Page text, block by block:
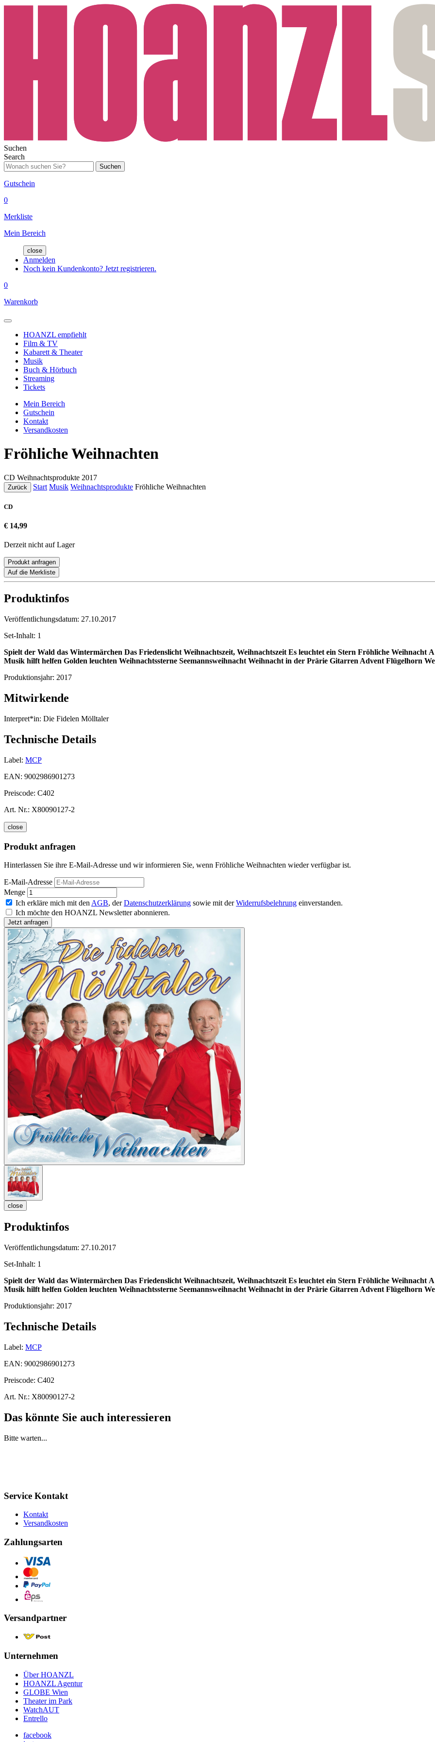
Suchen
Search
Suchen
Gutschein
0
Merkliste
Mein Bereich
close
Anmelden
Noch kein Kundenkonto? Jetzt registrieren.
0
Warenkorb
HOANZL empfiehlt
Film & TV
Kabarett & Theater
Musik
Buch & Hörbuch
Streaming
Tickets
Mein Bereich
Gutschein
Kontakt
Versandkosten
Fröhliche Weihnachten
CD Weihnachtsprodukte 2017
Zurück Start Musik Weihnachtsprodukte Fröhliche Weihnachten
CD
€ 14,99
Derzeit nicht auf Lager
Produkt anfragen
Auf die Merkliste
Produktinfos
Veröffentlichungsdatum: 27.10.2017
Set-Inhalt: 1
Spielt der Wald das Wintermärchen Das Friedenslicht Weihnachtszeit, Weihnachtszeit Es leuchtet ein Stern Fröhliche Weihnacht
Musik hilft helfen Golden leuchten Weihnachtssterne Seemannsweihnacht Weihnacht in der Prärie Gitarren Advent Flügelhorn
Produktionsjahr: 2017
Mitwirkende
Interpret*in: Die Fidelen Mölltaler
Technische Details
Label: MCP
EAN: 9002986901273
Preiscode: C402
Art. Nr.: X80090127-2
close
Produkt anfragen
Hinterlassen Sie ihre E-Mail-Adresse und wir informieren Sie, wenn Fröhliche Weihnachten wieder verfügbar ist.
E-Mail-Adresse
Menge
Ich erkläre mich mit den AGB, derDatenschutzerklärung sowie mit derWiderrufsbelehrung einverstanden.
Ich möchte den HOANZL Newsletter abonnieren.
close
Produktinfos
Veröffentlichungsdatum: 27.10.2017
Set-Inhalt: 1
Spielt der Wald das Wintermärchen Das Friedenslicht Weihnachtszeit, Weihnachtszeit Es leuchtet ein Stern Fröhliche Weihnacht
Musik hilft helfen Golden leuchten Weihnachtssterne Seemannsweihnacht Weihnacht in der Prärie Gitarren Advent Flügelhorn
Produktionsjahr: 2017
Technische Details
Label: MCP
EAN: 9002986901273
Preiscode: C402
Art. Nr.: X80090127-2
Das könnte Sie auch interessieren
Bitte warten...
Service Kontakt
Kontakt
Versandkosten
Zahlungsarten
Versandpartner
Unternehmen
Über HOANZL
HOANZL Agentur
GLOBE Wien
Theater im Park
WatchAUT
Entrello
facebook